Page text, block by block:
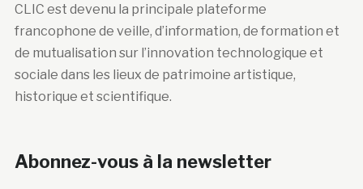
CLIC est devenu la principale plateforme
francophone de veille, d’information, de formation et
de mutualisation sur l’innovation technologique et
sociale dans les lieux de patrimoine artistique,
historique et scientifique.
Abonnez-vous à la newsletter